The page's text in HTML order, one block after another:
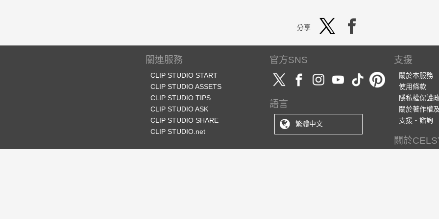
分享
關連服務
CLIP STUDIO START
CLIP STUDIO ASSETS
CLIP STUDIO TIPS
CLIP STUDIO ASK
CLIP STUDIO SHARE
CLIP STUDIO.net
官方SNS
語言
繁體中文
支援
關於本服務
使用條款
隱私權保護
關於著作權
支援・諮詢
關於